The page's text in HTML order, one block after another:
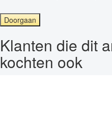
Doorgaan
Klanten die dit
kochten ook